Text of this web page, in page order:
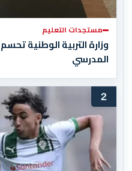
مستجدات التعليم
وزارة التربية الوطنية
المدرسي
2